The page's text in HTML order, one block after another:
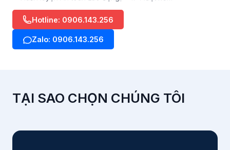
Hotline: 0906.143.256
Zalo: 0906.143.256
TẠI SAO CHỌN CHÚNG TÔI